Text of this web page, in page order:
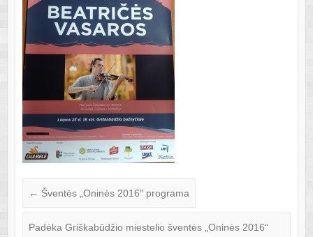
← Šventės „Oninės 2016″ programa
Padėka Griškabūdžio miestelio šventės „Oninės 2016“